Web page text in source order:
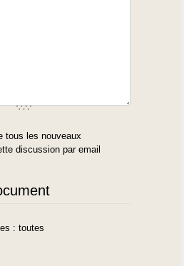
tous les nouveaux
discussion par email
: toutes